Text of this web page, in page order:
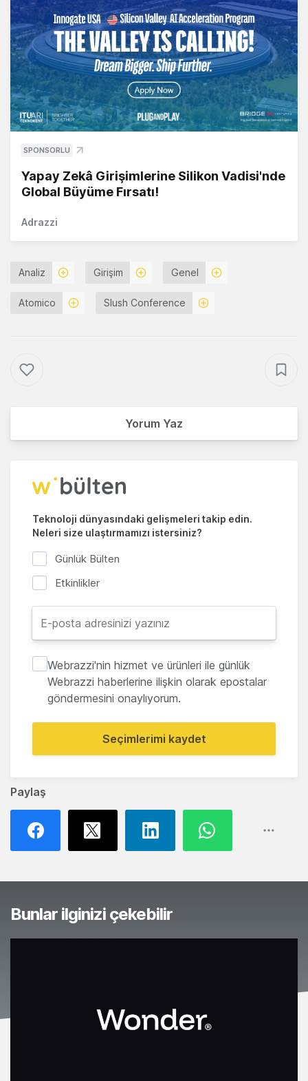
Paylaş
SPONSORLU
Yapay Zekâ Girişimlerine Silikon Vadisi'nde
Global Büyüme Fırsatı!
Adrazzi
Analiz Girişim Genel
Atomico Slush Conference
Yorum Yaz
Teknoloji dünyasındaki gelişmeleri takip edin.
Neleri size ulaştırmamızı istersiniz?
Günlük Bülten
Etkinlikler
Webrazzi'nin hizmet ve ürünleri ile günlük
Webrazzi haberlerine ilişkin olarak epostalar
göndermesini onaylıyorum.
Seçimlerimi kaydet
Bunlar ilginizi çekebilir